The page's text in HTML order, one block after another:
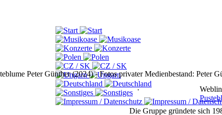
Peter Günther (2024) - Fotos privater Medienbestand: Peter
.
Die Gruppe gründete sich